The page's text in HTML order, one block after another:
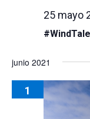
25 mayo
junio 2021
1